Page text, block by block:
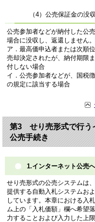
（4）公売保証金の没収
公売参加者などが納付した公
場合に没収し、返還しません。
ア．最高価申込者または次順
売却決定されたが、納付期限
付しない場合
イ．公売参加者などが、国税
の規定に該当する場合
第3 せり売形式で行う
公売手続き
1.インターネット公売
せり売形式の公売システムは
提供する自動入札システムお
しています。本章における入
ム上の「入札価額」欄へ希望
力することおよび入力した上